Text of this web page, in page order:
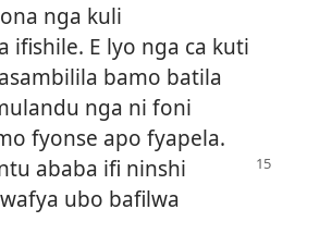
nga kuli
E lyo nga ca kuti
bamo batila
nga ni foni
fyonse apo fyapela.
ababa ifi ninshi
ubo bafilwa